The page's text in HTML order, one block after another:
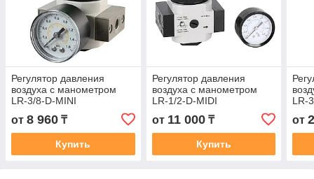
Регулятор давления
воздуха с манометром
LR-3/8-D-MINI
от 8 960 ₸
Купить
Регулятор давления
воздуха с манометром
LR-1/2-D-MIDI
от 11 000₸
Купить
LR-
от